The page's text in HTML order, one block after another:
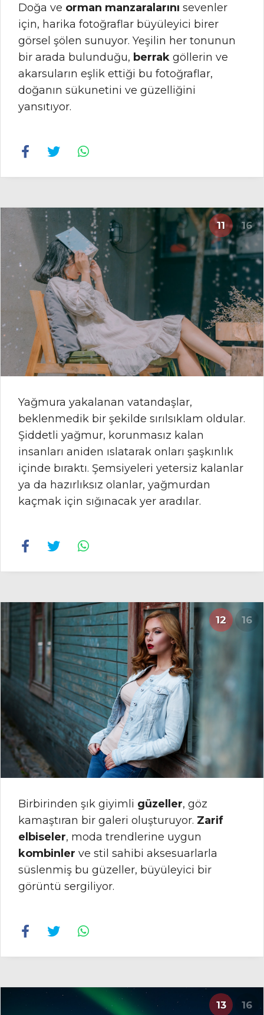
Doğa ve orman manzaralarını sevenler
için, harika fotoğraflar büyüleyici birer
görsel şölen sunuyor. Yeşilin her tonunun
bir arada bulunduğu, berrak göllerin ve
akarsuların eşlik ettiği bu fotoğraflar,
doğanın sükunetini ve güzelliğini
yansıtıyor.
11 16
Yağmura yakalanan vatandaşlar,
beklenmedik bir şekilde sırılsıklam oldular.
Şiddetli yağmur, korunmasız kalan
insanları aniden ıslatarak onları şaşkınlık
içinde bıraktı. Şemsiyeleri yetersiz kalanlar
ya da hazırlıksız olanlar, yağmurdan
kaçmak için sığınacak yer aradılar.
12 16
Birbirinden şık giyimli güzeller, göz
kamaştıran bir galeri oluşturuyor. Zarif
elbiseler, moda trendlerine uygun
kombinler ve stil sahibi aksesuarlarla
süslenmiş bu güzeller, büyüleyici bir
görüntü sergiliyor.
13 16